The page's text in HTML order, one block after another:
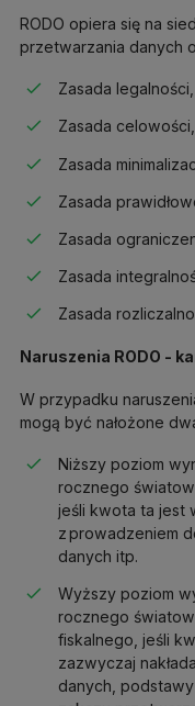
RODO opiera się na
przetwarzania danych
Zasada legalności,
Zasada celowości,
Zasada
Zasada
Zasada
Zasada
Zasada
Naruszenia RODO -
W przypadku
mogą być nałożone
Niższy poziom
rocznego
jeśli kwota ta jest
z prowadzeniem
danych itp.
Wyższy poziom
rocznego
fiskalnego, jeśli
zazwyczaj
danych,